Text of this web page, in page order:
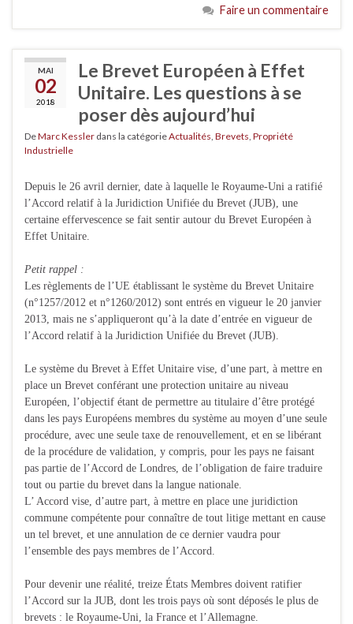
Faire un commentaire
MAI
02
2018
Le Brevet Européen à Effet
Unitaire. Les questions à se
poser dès aujourd’hui
DeMarc Kessler dans la catégorieActualités Brevets Propriété
Industrielle
Depuis le 26 avril dernier, date à laquelle le Royaume-Uni a ratifié
l’Accord relatif à la Juridiction Unifiée du Brevet (JUB), une
certaine effervescence se fait sentir autour du Brevet Européen à
Effet Unitaire.
Petit rappel :
Les règlements de l’UE établissant le système du Brevet Unitaire
(n°1257/2012 et n°1260/2012) sont entrés en vigueur le 20 janvier
2013, mais ne s’appliqueront qu’à la date d’entrée en vigueur de
l’Accord relatif à la Juridiction Unifiée du Brevet (JUB).
Le système du Brevet à Effet Unitaire vise, d’une part, à mettre en
place un Brevet conférant une protection unitaire au niveau
Européen, l’objectif étant de permettre au titulaire d’être protégé
dans les pays Européens membres du système au moyen d’une seule
procédure, avec une seule taxe de renouvellement, et en se libérant
de la procédure de validation, y compris, pour les pays ne faisant
pas partie de l’Accord de Londres, de l’obligation de faire traduire
tout ou partie du brevet dans la langue nationale.
L’ Accord vise, d’autre part, à mettre en place une juridiction
commune compétente pour connaître de tout litige mettant en cause
un tel brevet, et une annulation de ce dernier vaudra pour
l’ensemble des pays membres de l’Accord.
Pour devenir une réalité, treize États Membres doivent ratifier
l’Accord sur la JUB, dont les trois pays où sont déposés le plus de
brevets : le Royaume-Uni, la France et l’Allemagne.